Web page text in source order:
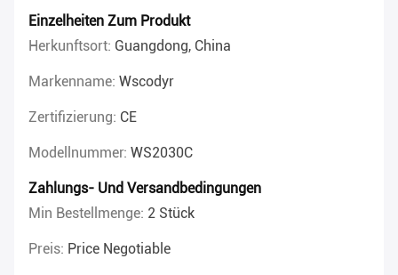
Einzelheiten Zum Produkt
Herkunftsort: Guangdong, China
Markenname: Wscodyr
Zertifizierung: CE
Modellnummer: WS2030C
Zahlungs- Und Versandbedingungen
Min Bestellmenge: 2 Stück
Preis: Price Negotiable